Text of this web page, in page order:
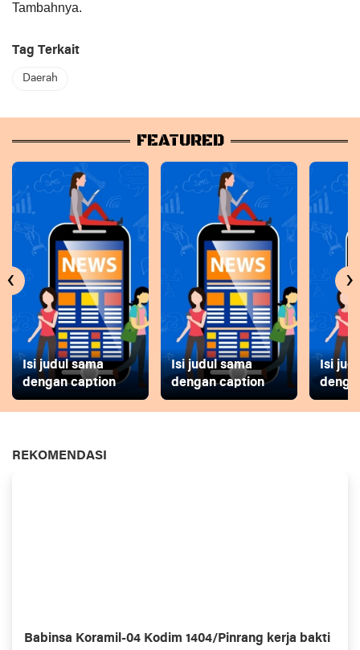
Tambahnya.
Tag Terkait
Daerah
FEATURED
Isi judul sama
dengan caption
Isi judul sama
dengan caption
Isi
‹ ›
REKOMENDASI
Babinsa Koramil-04 Kodim 1404/Pinrang kerja bakti